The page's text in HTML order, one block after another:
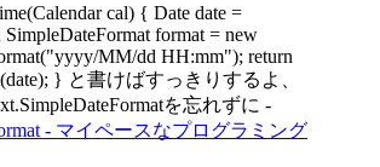
cal) { Date date =
SimpleDateFormat format = new
MM/dd HH:mm"); return
} と書けばすっきりするよ、
を忘れずに -
- マイペースなプログラミング